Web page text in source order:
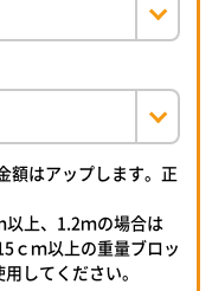
額はアップします。正
上、1.2ｍの場合は
ｃｍ以上の重量ブロッ
してください。